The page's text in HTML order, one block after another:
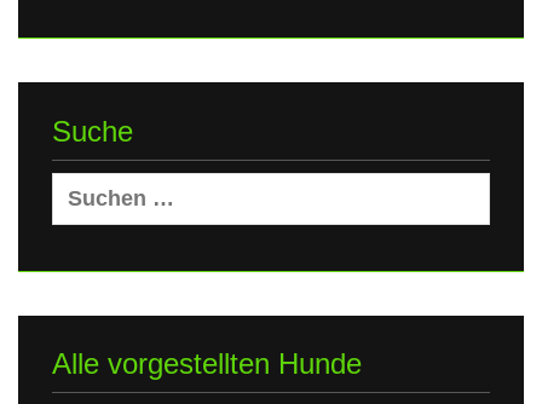
Suche
Suchen
nach:
Alle vorgestellten Hunde